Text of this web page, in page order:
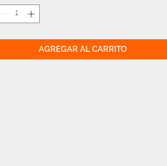
AGREGAR AL CARRITO